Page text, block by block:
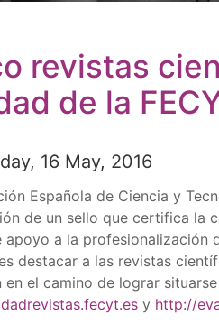
revistas
de la
16 May, 2016
Española de Ciencia y
de un sello que certifica la
apoyo a la profesionalización
destacar a las revistas
en el camino de lograr
y http://